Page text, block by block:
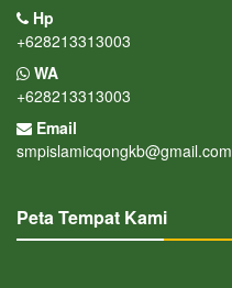
Hp
+628213313003
WA
+628213313003
Email
smpislamicqongkb@gmail.com
Peta Tempat Kami